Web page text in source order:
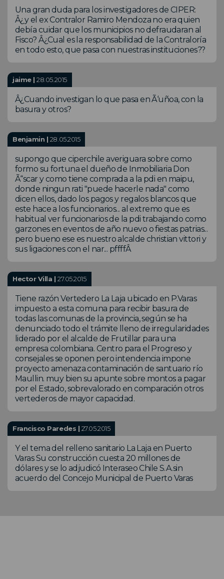
Una gran duda para los investigadores de CIPER:
Â¿y el ex Contralor Ramiro Mendoza no era quien
debía cuidar que los municipios no defraudaran al
Fisco? Â¿Cual es la responsabilidad de la Contraloría
en todo esto, que pasa con nuestras instituciones??
jaime |28.05.2015
Â¿Cuando investigan lo que pasa en Ã‘uñoa, con la
basura y otros?
Benjamin | 28.05.2015
supongo que ciperchile averiguara sobre como
formo su fortuna el dueño de Inmobiliaria Don
Ã“scar y como tiene comprada a la pdi en maipu,
donde ningun rati "puede hacerle nada" como
dicen ellos, dado los pagos y regalos blancos que
este hace a los funcionarios... al extremo que es
habitual ver funcionarios de la pdi trabajando como
garzones en eventos de año nuevo o fiestas patrias...
pero bueno ese es nuestro alcalde christian vittori y
sus ligaciones con el nar... pffffÂ
Hector Villa |27.05.2015
Tiene razón Vertedero La Laja ubicado en P.Varas
impuesto a esta comuna para recibir basura de
todas las comunas de la provincia, según se ha
denunciado todo el trámite lleno de irregularidades
liderado por el alcalde de Frutillar para una
empresa colombiana. Centro para el Progreso y
consejales se oponen pero intendencia impone
proyecto amenaza contaminación de santuario río
Maullin. muy bien su apunte sobre montos a pagar
por el Estado, sobrevalorado en comparación otros
vertederos de mayor capacidad.
Francisco Paredes | 27.05.2015
Y el tema del relleno sanitario La Laja en Puerto
Varas Su construcción cuesta 20 millones de
dólares y se lo adjudicó Interaseo Chile S.A.sin
acuerdo del Concejo Municipal de Puerto Varas